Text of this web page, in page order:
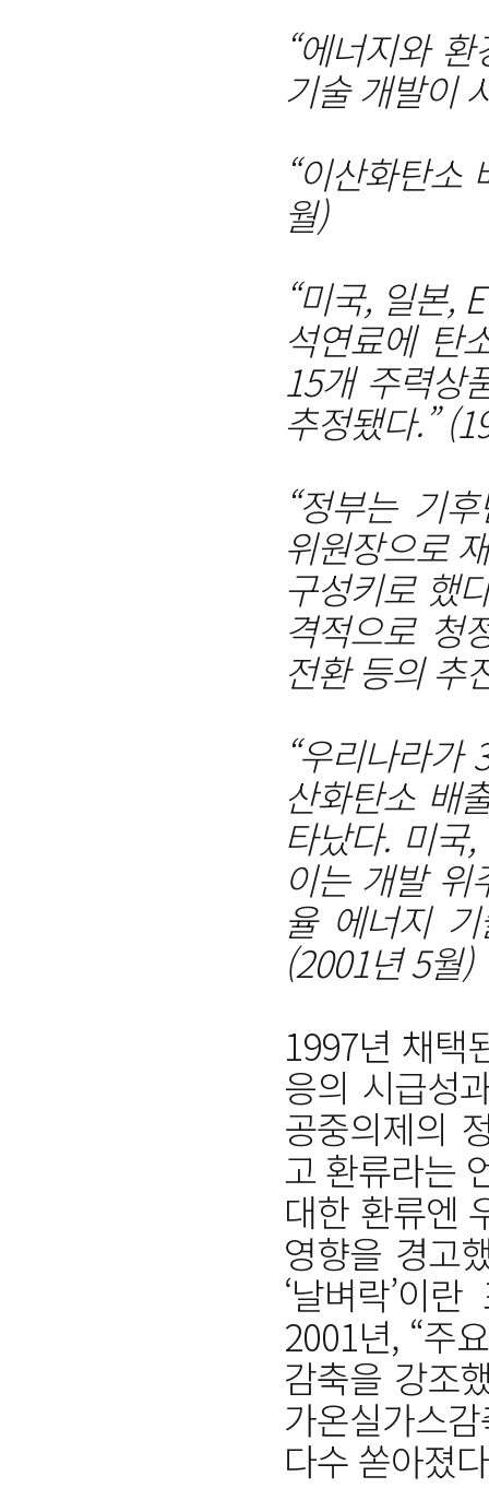
“에너지와
기술 개발이
“이산화탄소
월)
“미국, 일본,
석연료에 탄
15개 주력상
추정됐다.”
“정부는 기
위원장으로
구성키로 했
격적으로 청
전환 등의 추
“우리나라가
산화탄소 배
타났다. 미국
이는 개발 위
율 에너지
(2001년 5월)
1997년 채택
응의 시급성
공중의제의
고 환류라는
대한 환류엔
영향을 경고
‘날벼락’이
2001년, “주
감축을 강조
가온실가스
다수 쏟아졌